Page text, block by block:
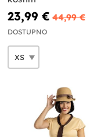
23,99 € 44,99 €
DOSTUPNO